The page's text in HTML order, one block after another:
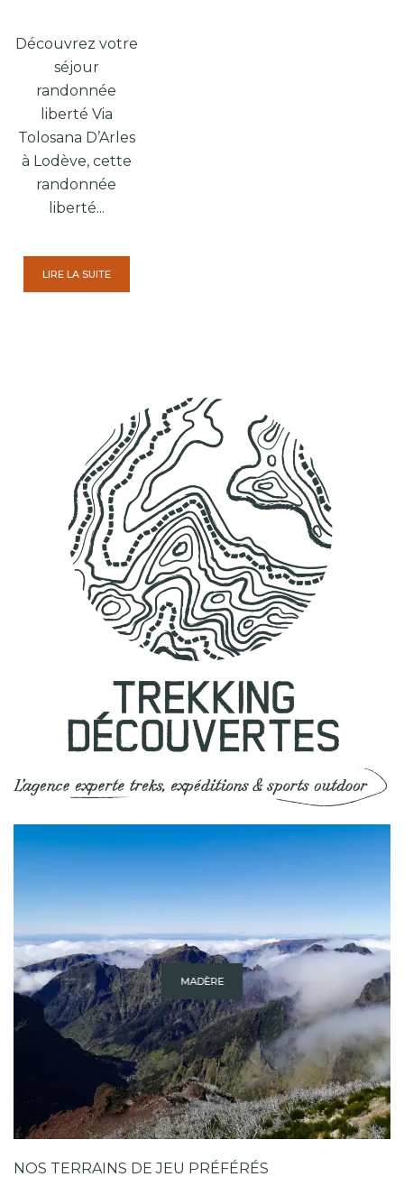
Découvrez votre
séjour
randonnée
liberté Via
Tolosana D’Arles
à Lodève, cette
randonnée
liberté...
LIRE LA SUITE
MADÈRE
NOS TERRAINS DE JEU PRÉFÉRÉS